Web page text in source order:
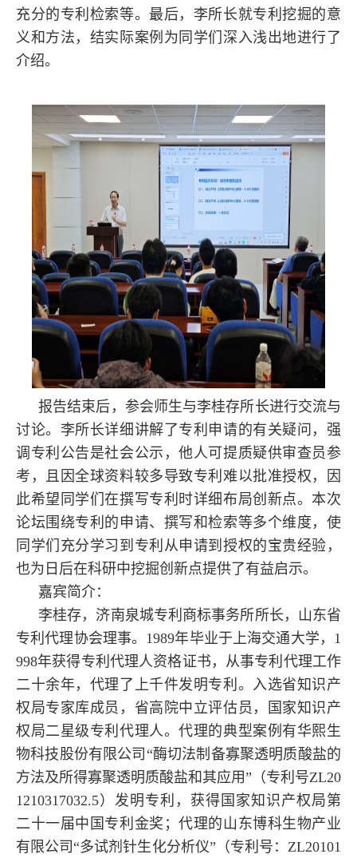
充分的专利检索等。最后，李所长就专利挖掘的意
义和方法，结实际案例为同学们深入浅出地进行了
介绍。
报告结束后，参会师生与李桂存所长进行交流与
讨论。李所长详细讲解了专利申请的有关疑问，强
调专利公告是社会公示，他人可提质疑供审查员参
考，且因全球资料较多导致专利难以批准授权，因
此希望同学们在撰写专利时详细布局创新点。本次
论坛围绕专利的申请、撰写和检索等多个维度，使
同学们充分学习到专利从申请到授权的宝贵经验，
也为日后在科研中挖掘创新点提供了有益启示。
嘉宾简介：
李桂存，济南泉城专利商标事务所所长，山东省
专利代理协会理事。 1989年毕业于上海交通大学， 1
998年获得专利代理人资格证书，从事专利代理工作
二十余年，代理了上千件发明专利。入选省知识产
权局专家库成员，省高院中立评估员，国家知识产
权局二星级专利代理人。代理的典型案例有华熙生
物科技股份有限公司“酶切法制备寡聚透明质酸盐的
方法及所得寡聚透明质酸盐和其应用”（专利号ZL20
1210317032.5）发明专利，获得国家知识产权局第
二十一届中国专利金奖；代理的山东博科生物产业
有限公司“多试剂针生化分析仪”（专利号： ZL20101